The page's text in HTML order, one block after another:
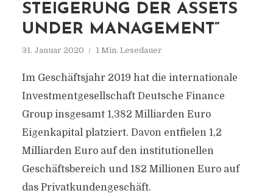
STEIGERUNG DER ASSETS
UNDER MANAGEMENT“
31. Januar 2020 1 Min. Lesedauer
Im Geschäftsjahr 2019 hat die internationale
Investmentgesellschaft Deutsche Finance
Group insgesamt 1,382 Milliarden Euro
Eigenkapital platziert. Davon entfielen 1,2
Milliarden Euro auf den institutionellen
Geschäftsbereich und 182 Millionen Euro auf
das Privatkundengeschäft.